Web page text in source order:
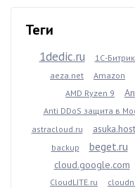
Теги
1dedic.ru 1С-
aeza.net
Amazon
AMD Ryzen 9
Anti DDoS защита в
astracloud.ru
asuka.host
backup beget.ru
cloud.google.com
CloudLITE.ru